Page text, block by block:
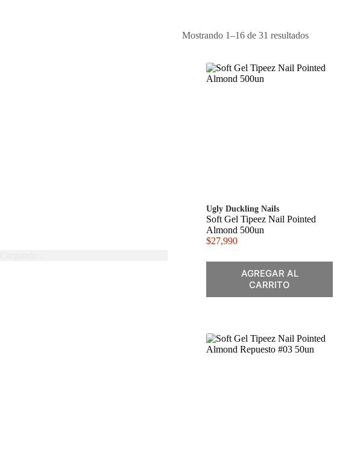
Mostrando 1–16 de 31 resultados
Ugly Duckling Nails
Soft Gel Tipeez Nail Pointed
Almond 500un
$27,990
AGREGAR AL
CARRITO